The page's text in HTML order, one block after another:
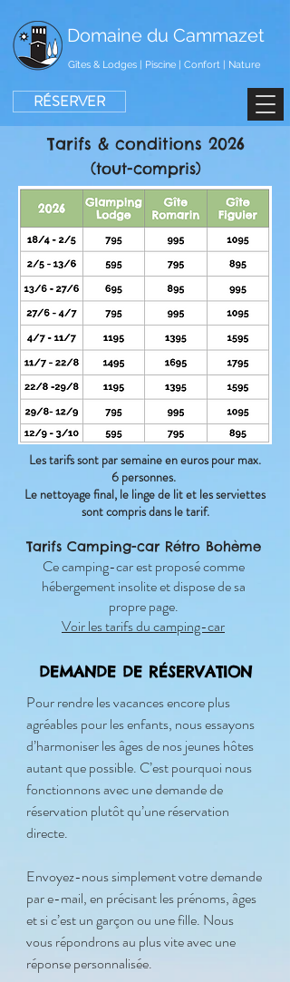
Domaine du Cammazet
Gîtes & Lodges | Piscine | Confort | Nature
RÉSERVER
Tarifs & conditions 2026
(tout-compris)
Les tarifs sont par semaine en euros pour max.
6 personnes.
Le nettoyage final, le linge de lit et les serviettes
sont compris dans le tarif.
Tarifs Camping-car Rétro Bohème
Ce camping-car est proposé comme
hébergement insolite et dispose de sa
propre page.
Voir les tarifs du camping-car
DEMANDE DE RÉSERVATION
Pour rendre les vacances encore plus
agréables pour les enfants, nous essayons
d’harmoniser les âges de nos jeunes hôtes
autant que possible. C’est pourquoi nous
fonctionnons avec une demande de
réservation plutôt qu’une réservation
directe.
Envoyez-nous simplement votre demande
par e-mail, en précisant les prénoms, âges
et si c’est un garçon ou une fille. Nous
vous répondrons au plus vite avec une
réponse personnalisée.